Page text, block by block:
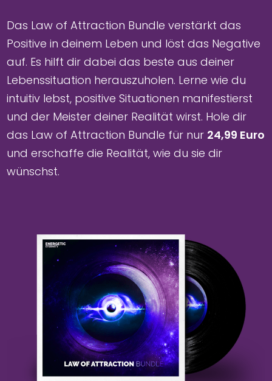
Das Law of Attraction Bundle verstärkt das
Positive in deinem Leben und löst das Negative
auf. Es hilft dir dabei das beste aus deiner
Lebenssituation herauszuholen. Lerne wie du
intuitiv lebst, positive Situationen manifestierst
und der Meister deiner Realität wirst. Hole dir
das Law of Attraction Bundle für nur 24,99 Euro
und erschaffe die Realität, wie du sie dir
wünschst.